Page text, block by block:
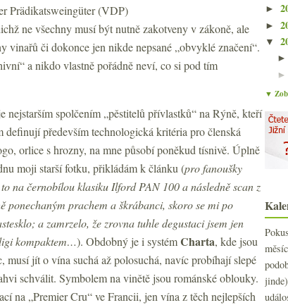
Prädikatsweingüter (VDP)
ne všechny musí být nutně zakotveny v zákoně, ale
či dokonce jen nikde nepsané „obvyklé značení“.
a nikdo vlastně pořádně neví, co si pod tím
nejstarším spolčením „pěstitelů přívlastků“ na Rýně, kteří
definují především technologická kritéria pro členská
orlice s hrozny, na mne působí poněkud tísnivě. Úplně
moji starší fotku, přikládám k článku (pro fanoušky
na černobílou klasiku Ilford PAN 100 a následně scan z
ponechaným prachem a škrábanci, skoro se mi po
a zamrzelo, že zrovna tuhle degustaci jsem jen
kompaktem…). Obdobný je i systémCharta, kde jsou
jít o vína suchá až polosuchá, navíc probíhají slepé
schválit. Symbolem na vinětě jsou románské oblouky.
na „Premier Cru“ ve Francii, jen vína z těch nejlepších
►
►
▼
►
▼